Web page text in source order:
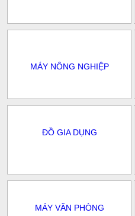
MÁY NÔNG NGHIỆP
ĐỒ GIA DỤNG
MÁY VĂN PHÒNG